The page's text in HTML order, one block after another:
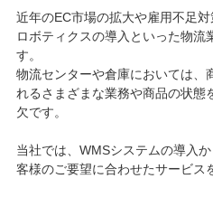
近年のEC市場の拡大や雇用不足
ロボティクスの導入といった物流
す。
物流センターや倉庫においては、
れるさまざまな業務や商品の状態
欠です。
当社では、WMSシステムの導入
客様のご要望に合わせたサービス